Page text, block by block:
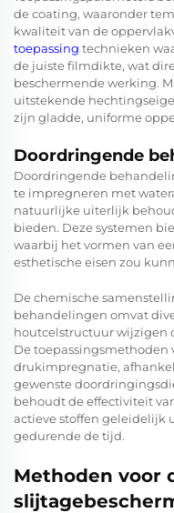
de coating, waaronder
kwaliteit van de
toepassing technieken
de juiste filmdikte, wat
beschermende werking.
uitstekende
zijn gladde, uniforme
Doordringende
Doordringende
te impregneren met
natuurlijke uiterlijk
bieden. Deze systemen
waarbij het vormen van
esthetische eisen zou
De chemische
behandelingen omvat
houtcelstructuur wijzigen
De toepassingsmethoden
drukimpregnatie,
gewenste
behoudt de effectiviteit
actieve stoffen geleidelijk
gedurende de tijd.
Methoden voor